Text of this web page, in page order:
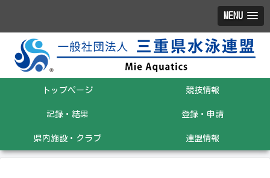
MENU
トップページ 競技情報
記録・結果 登録・申請
県内施設・クラブ 連盟情報